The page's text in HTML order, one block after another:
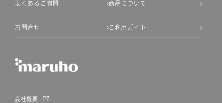
よくあるご質問 商品について
お問合せ ご利用ガイド
会社概要